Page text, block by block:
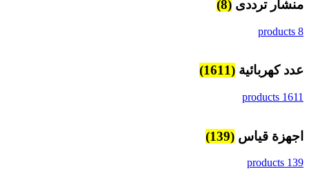
منشار ترددى (8)
8 products
عدد كهربائية (1611)
1611 products
اجهزة قياس (139)
139 products